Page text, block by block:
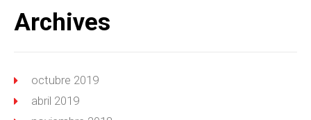
Archives
octubre 2019
abril 2019